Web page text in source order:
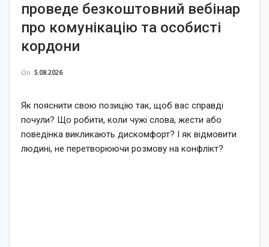
проведе безкоштовний вебінар
про комунікацію та особисті
кордони
On 5.08.2026
Як пояснити свою позицію так, щоб вас справді
почули? Що робити, коли чужі слова, жести або
поведінка викликають дискомфорт? І як відмовити
людині, не перетворюючи розмову на конфлікт?